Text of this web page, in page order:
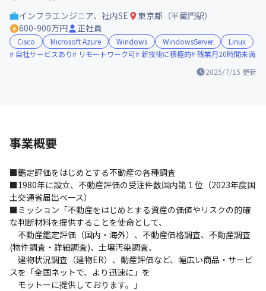
2025/7/15 更新
インフラエンジニア、社内SE
東京都（半蔵門駅）
600-900万円
正社員
Cisco Microsoft Azure Windows WindowsServer
Linux
自社サービスあり
リモートワーク可 新技術に積極的 残業月20時間未満
事業概要
■鑑定評価をはじめとする不動産の各種調査
■1980年に設立、不動産評価の受注件数国内第１位（2023年度国
土交通省届出ベース）
■ミッション「不動産をはじめとする資産の価値やリスクの的確
な判断材料を提供することを使命として、
不動産鑑定評価（国内・海外）、不動産価格調査、不動産調査
(物件調査・詳細調査)、土壌汚染調査、
建物状況調査（建物ER）、動産評価など、幅広い商品・サービ
スを「全国ネットで、より迅速に」を
モットーに提供しております。」